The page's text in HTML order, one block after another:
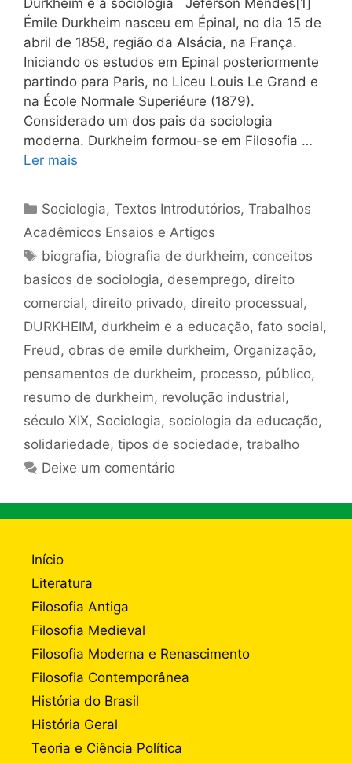
Durkheim e a sociologia Jéferson Mendes[1]
Émile Durkheim nasceu em Épinal, no dia 15 de
abril de 1858, região da Alsácia, na França.
Iniciando os estudos em Epinal posteriormente
partindo para Paris, no Liceu Louis Le Grand e
na École Normale Superiéure (1879).
Considerado um dos pais da sociologia
moderna. Durkheim formou-se em Filosofia …
Ler mais
Categorias
Sociologia,Textos Introdutórios,Trabalhos
Acadêmicos Ensaios e Artigos
Tags
biografia, biografia de durkheim, conceitos
basicos de sociologia, desemprego, direito
comercial, direito privado, direito processual,
DURKHEIM, durkheim e a educação, fato social,
Freud, obras de emile durkheim, Organização,
pensamentos de durkheim, processo, público,
resumo de durkheim, revolução industrial,
século XIX, Sociologia, sociologia da educação,
solidariedade, tipos de sociedade, trabalho
Deixe um comentário
Início
Literatura
Filosofia Antiga
Filosofia Medieval
Filosofia Moderna e Renascimento
Filosofia Contemporânea
História do Brasil
História Geral
Teoria e Ciência Política